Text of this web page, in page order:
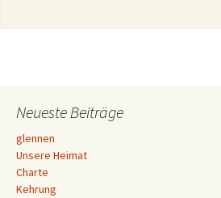
Navigation
Neueste Beiträge
glennen
Unsere Heimat
Charte
Kehrung